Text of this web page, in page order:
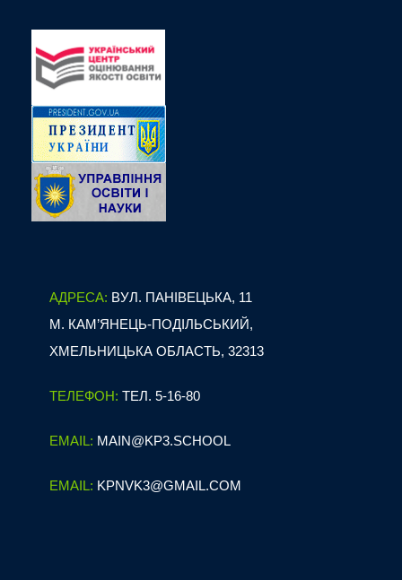
АДРЕСА: ВУЛ. ПАНІВЕЦЬКА, 11
М. КАМ’ЯНЕЦЬ-ПОДІЛЬСЬКИЙ,
ХМЕЛЬНИЦЬКА ОБЛАСТЬ, 32313
ТЕЛЕФОН: ТЕЛ. 5-16-80
EMAIL: MAIN@KP3.SCHOOL
EMAIL: KPNVK3@GMAIL.COM